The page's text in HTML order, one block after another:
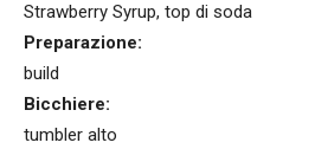
Strawberry Syrup, top di soda
Preparazione:
build
Bicchiere:
tumbler alto